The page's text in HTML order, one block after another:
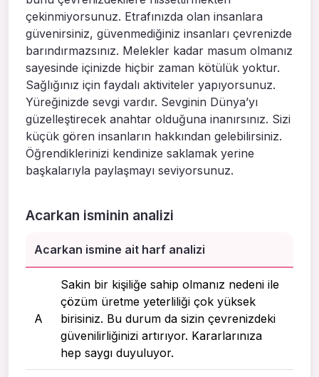
çekinmiyorsunuz. Etrafınızda olan insanlara
güvenirsiniz, güvenmediğiniz insanları çevrenizde
barındırmazsınız. Melekler kadar masum olmanız
sayesinde içinizde hiçbir zaman kötülük yoktur.
Sağlığınız için faydalı aktiviteler yapıyorsunuz.
Yüreğinizde sevgi vardır. Sevginin Dünya’yı
güzelleştirecek anahtar olduğuna inanırsınız. Sizi
küçük gören insanların hakkından gelebilirsiniz.
Öğrendiklerinizi kendinize saklamak yerine
başkalarıyla paylaşmayı seviyorsunuz.
Acarkan isminin analizi
Acarkan ismine ait harf analizi
A
Sakin bir kişiliğe sahip olmanız nedeni ile
çözüm üretme yeterliliği çok yüksek
birisiniz. Bu durum da sizin çevrenizdeki
güvenilirliğinizi artırıyor. Kararlarınıza
hep saygı duyuluyor.